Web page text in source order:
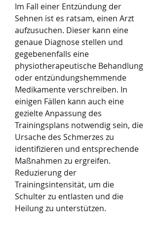
Im Fall einer Entzündung der
Sehnen ist es ratsam, einen Arzt
aufzusuchen. Dieser kann eine
genaue Diagnose stellen und
gegebenenfalls eine
physiotherapeutische Behandlung
oder entzündungshemmende
Medikamente verschreiben. In
einigen Fällen kann auch eine
gezielte Anpassung des
Trainingsplans notwendig sein, die
Ursache des Schmerzes zu
identifizieren und entsprechende
Maßnahmen zu ergreifen.
Reduzierung der
Trainingsintensität, um die
Schulter zu entlasten und die
Heilung zu unterstützen.